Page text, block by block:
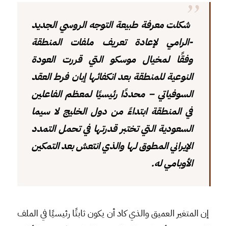
شكلت معرفة طبيعة التوجه الروسي الجديد
-الرامي لإعادة تعريف ملفات المنطقة
وفقًا لمخيال موسكو التي قررت العودة
النوعية للمنطقة بعد انكفائها إبان فرط العقد
السوفياتي – محددًا رئيسيًا لمعظم الفاعلين
في المنطقة ابتداءً من دول الخليج لا سيما
السعودية التي تختبر قدرتها في تحمل التمدد
الإيراني المطوق لها والذي انتعش بعد التمكين
الأوبامي له.
إن المتغير العميق والذي كاد أن يكون ثابتًا رئيسيًا في الملف